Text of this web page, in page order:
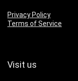
Privacy Policy
Terms of Service
Visit us